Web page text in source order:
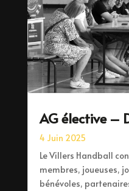
AG élective –
4 Juin 2025
Le Villers Handball
membres, joueuses,
bénévoles,